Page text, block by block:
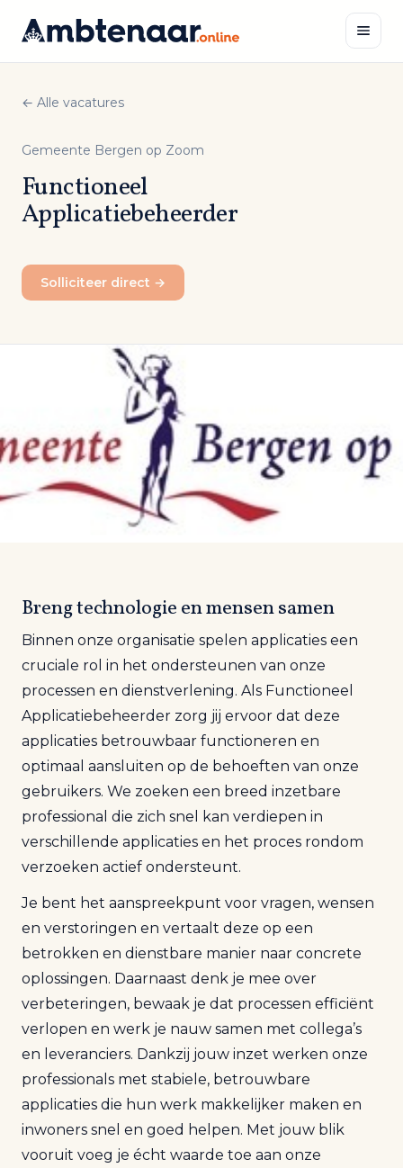
inhoud
← Alle vacatures
Gemeente Bergen op Zoom
Functioneel
Applicatiebeheerder
Solliciteer direct →
Breng technologie en mensen samen
Binnen onze organisatie spelen applicaties een
cruciale rol in het ondersteunen van onze
processen en dienstverlening. Als Functioneel
Applicatiebeheerder zorg jij ervoor dat deze
applicaties betrouwbaar functioneren en
optimaal aansluiten op de behoeften van onze
gebruikers. We zoeken een breed inzetbare
professional die zich snel kan verdiepen in
verschillende applicaties en het proces rondom
verzoeken actief ondersteunt.
Je bent het aanspreekpunt voor vragen, wensen
en verstoringen en vertaalt deze op een
betrokken en dienstbare manier naar concrete
oplossingen. Daarnaast denk je mee over
verbeteringen, bewaak je dat processen efficiënt
verlopen en werk je nauw samen met collega’s
en leveranciers. Dankzij jouw inzet werken onze
professionals met stabiele, betrouwbare
applicaties die hun werk makkelijker maken en
inwoners snel en goed helpen. Met jouw blik
vooruit voeg je écht waarde toe aan onze